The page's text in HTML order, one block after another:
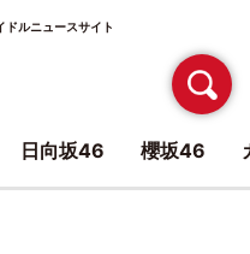
ルニュースサイト
日向坂46 櫻坂46